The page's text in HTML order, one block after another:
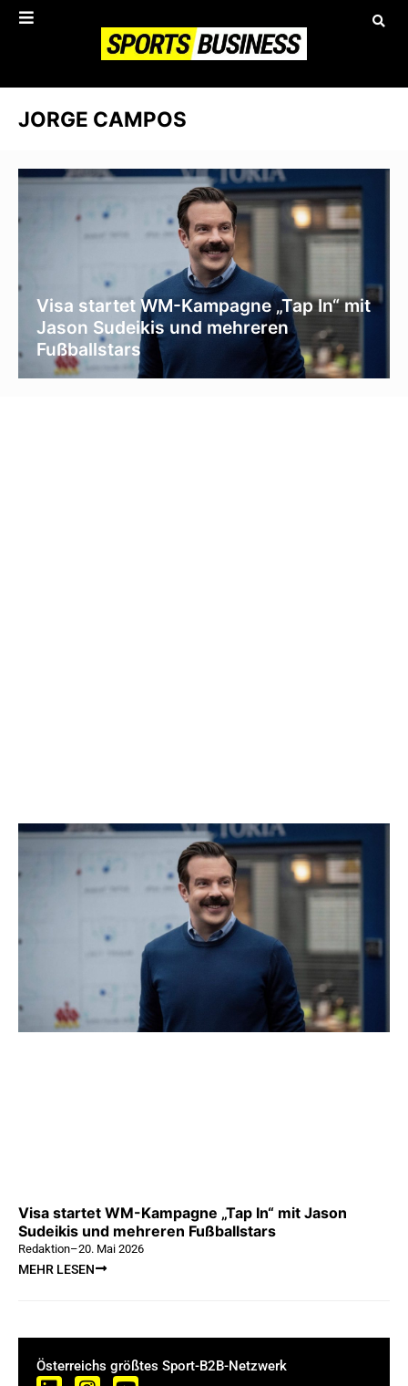
JORGE CAMPOS
Visa startet WM-Kampagne „Tap In“ mit
Jason Sudeikis und mehreren
Fußballstars
Visa startet WM-Kampagne „Tap In“ mit Jason
Sudeikis und mehreren Fußballstars
Redaktion–20. Mai 2026
MEHR LESEN
Österreichs größtes Sport-B2B-Netzwerk